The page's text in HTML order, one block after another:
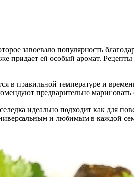
завоевало популярность
придает ей особый аромат.
в правильной температуре и
предварительно
идеально подходит как для
и любимым в каждой